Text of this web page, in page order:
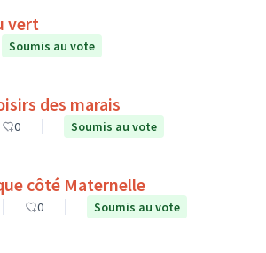
vert
Soumis au vote
des marais
0 Soumis au vote
côté Maternelle
0 Soumis au vote